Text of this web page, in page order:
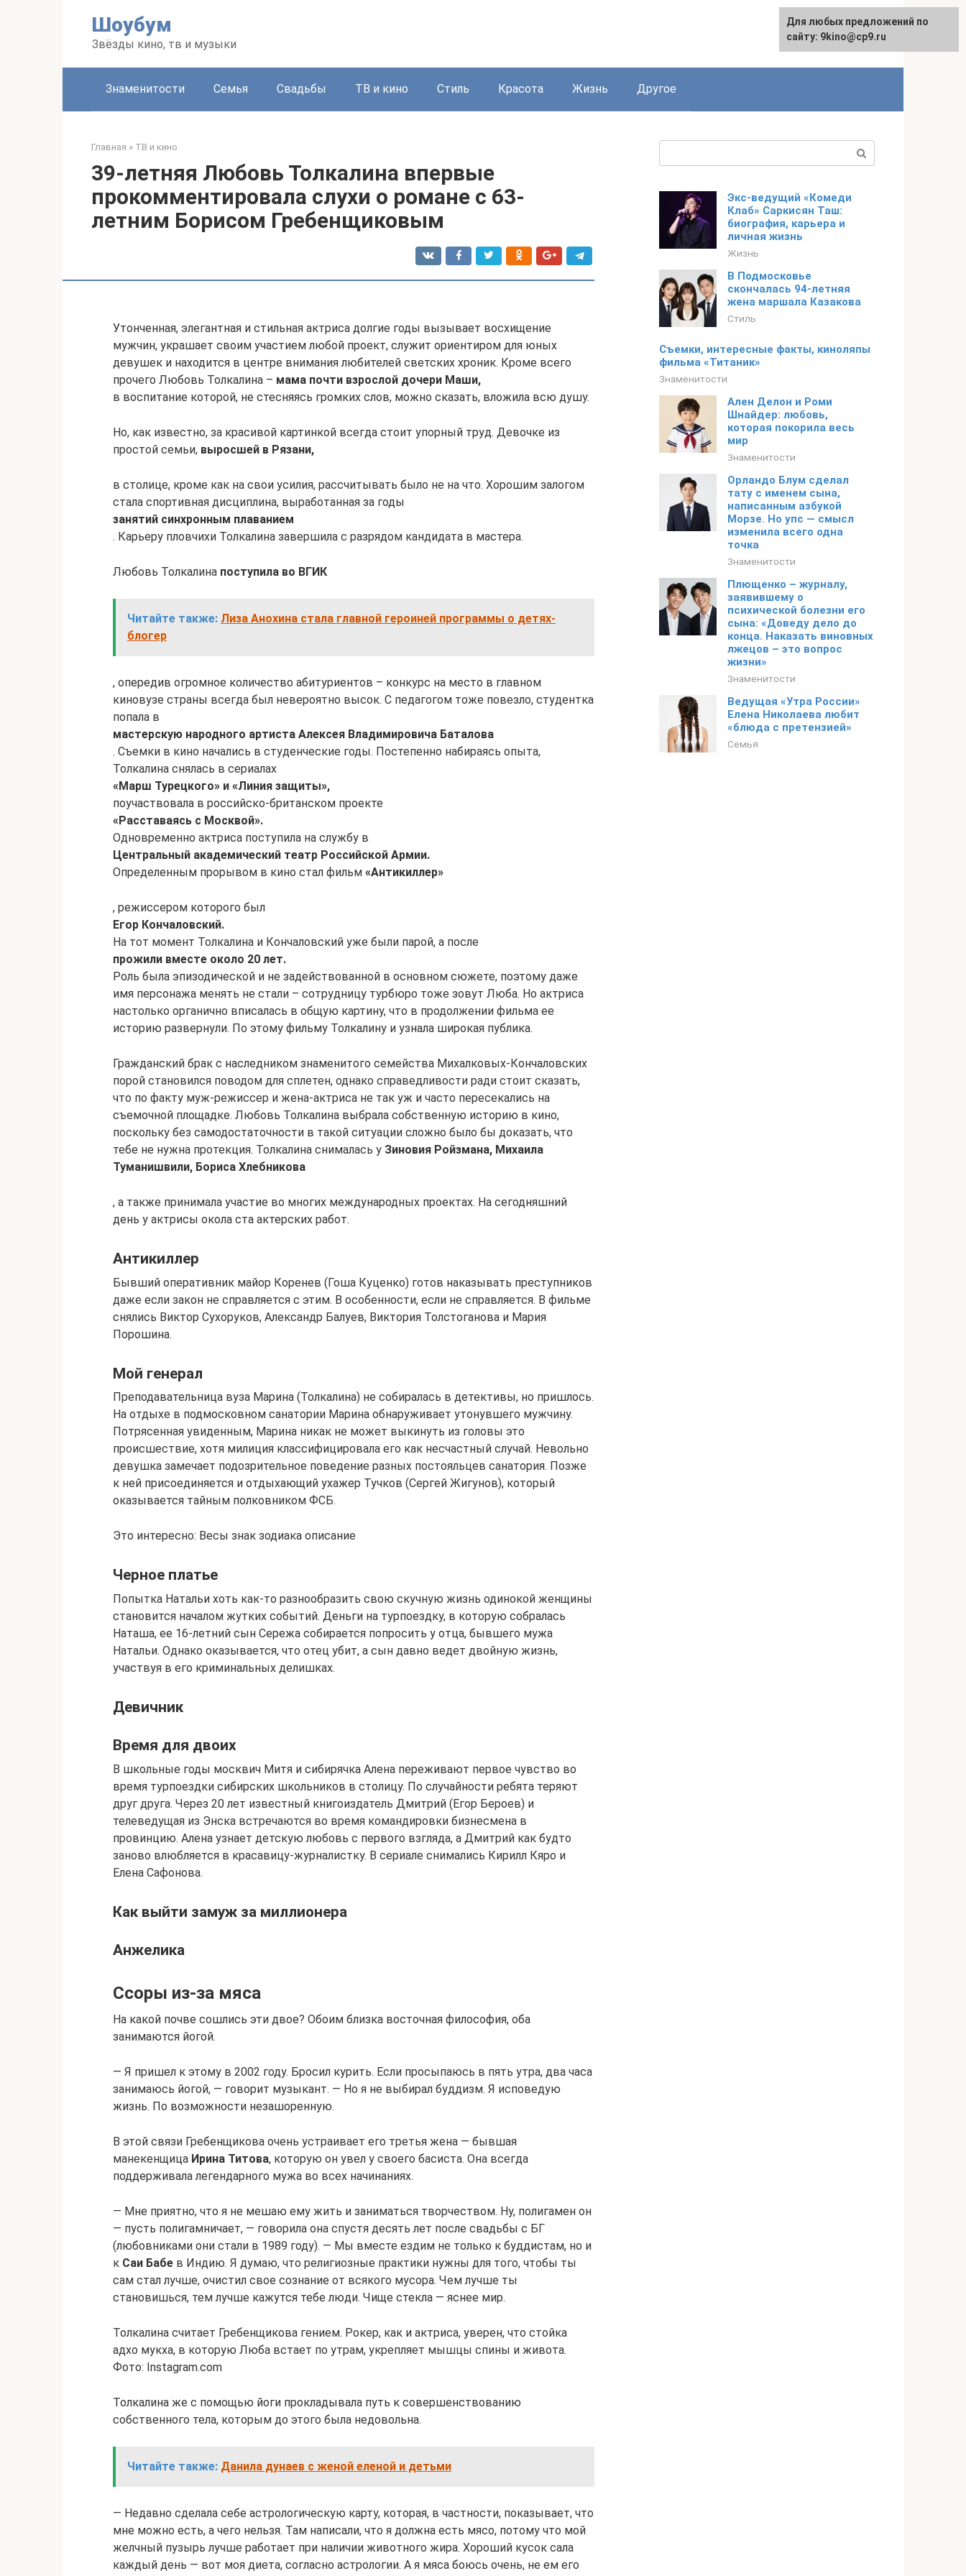
Шоубум
Звёзды кино, тв и музыки
English
Знаменитости Семья Свадьбы ТВ и кино Стиль Красота Жизнь Другое
Главная » ТВ и кино
39-летняя Любовь Толкалина впервые
прокомментировала слухи о романе с 63-
летним Борисом Гребенщиковым
Утонченная, элегантная и стильная актриса долгие годы вызывает восхищение
мужчин, украшает своим участием любой проект, служит ориентиром для юных
девушек и находится в центре внимания любителей светских хроник. Кроме всего
прочего Любовь Толкалина – мама почти взрослой дочери Маши,
в воспитание которой, не стесняясь громких слов, можно сказать, вложила всю душу.
Но, как известно, за красивой картинкой всегда стоит упорный труд. Девочке из
простой семьи, выросшей в Рязани,
в столице, кроме как на свои усилия, рассчитывать было не на что. Хорошим залогом
стала спортивная дисциплина, выработанная за годы
занятий синхронным плаванием
. Карьеру пловчихи Толкалина завершила с разрядом кандидата в мастера.
Любовь Толкалина поступила во ВГИК
Читайте также: Лиза Анохина стала главной героиней программы о детях-
блогер
, опередив огромное количество абитуриентов – конкурс на место в главном
киновузе страны всегда был невероятно высок. С педагогом тоже повезло, студентка
попала в
мастерскую народного артиста Алексея Владимировича Баталова
. Съемки в кино начались в студенческие годы. Постепенно набираясь опыта,
Толкалина снялась в сериалах
«Марш Турецкого» и «Линия защиты»,
поучаствовала в российско-британском проекте
«Расставаясь с Москвой».
Одновременно актриса поступила на службу в
Центральный академический театр Российской Армии.
Определенным прорывом в кино стал фильм «Антикиллер»
, режиссером которого был
Егор Кончаловский.
На тот момент Толкалина и Кончаловский уже были парой, а после
прожили вместе около 20 лет.
Роль была эпизодической и не задействованной в основном сюжете, поэтому даже
имя персонажа менять не стали – сотрудницу турбюро тоже зовут Люба. Но актриса
настолько органично вписалась в общую картину, что в продолжении фильма ее
историю развернули. По этому фильму Толкалину и узнала широкая публика.
Гражданский брак с наследником знаменитого семейства Михалковых-Кончаловских
порой становился поводом для сплетен, однако справедливости ради стоит сказать,
что по факту муж-режиссер и жена-актриса не так уж и часто пересекались на
съемочной площадке. Любовь Толкалина выбрала собственную историю в кино,
поскольку без самодостаточности в такой ситуации сложно было бы доказать, что
тебе не нужна протекция. Толкалина снималась у Зиновия Ройзмана, Михаила
Туманишвили, Бориса Хлебникова
, а также принимала участие во многих международных проектах. На сегодняшний
день у актрисы окола ста актерских работ.
Антикиллер
Бывший оперативник майор Коренев (Гоша Куценко) готов наказывать преступников
даже если закон не справляется с этим. В особенности, если не справляется. В фильме
снялись Виктор Сухоруков, Александр Балуев, Виктория Толстоганова и Мария
Порошина.
Мой генерал
Преподавательница вуза Марина (Толкалина) не собиралась в детективы, но пришлось.
На отдыхе в подмосковном санатории Марина обнаруживает утонувшего мужчину.
Потрясенная увиденным, Марина никак не может выкинуть из головы это
происшествие, хотя милиция классифицировала его как несчастный случай. Невольно
девушка замечает подозрительное поведение разных постояльцев санатория. Позже
к ней присоединяется и отдыхающий ухажер Тучков (Сергей Жигунов), который
оказывается тайным полковником ФСБ.
Это интересно: Весы знак зодиака описание
Черное платье
Попытка Натальи хоть как-то разнообразить свою скучную жизнь одинокой женщины
становится началом жутких событий. Деньги на турпоездку, в которую собралась
Наташа, ее 16-летний сын Сережа собирается попросить у отца, бывшего мужа
Натальи. Однако оказывается, что отец убит, а сын давно ведет двойную жизнь,
участвуя в его криминальных делишках.
Девичник
Время для двоих
В школьные годы москвич Митя и сибирячка Алена переживают первое чувство во
время турпоездки сибирских школьников в столицу. По случайности ребята теряют
друг друга. Через 20 лет известный книгоиздатель Дмитрий (Егор Бероев) и
телеведущая из Энска встречаются во время командировки бизнесмена в
провинцию. Алена узнает детскую любовь с первого взгляда, а Дмитрий как будто
заново влюбляется в красавицу-журналистку. В сериале снимались Кирилл Кяро и
Елена Сафонова.
Как выйти замуж за миллионера
Анжелика
Ссоры из-за мяса
На какой почве сошлись эти двое? Обоим близка восточная философия, оба
занимаются йогой.
— Я пришел к этому в 2002 году. Бросил курить. Если просыпаюсь в пять утра, два часа
занимаюсь йогой, — говорит музыкант. — Но я не выбирал буддизм. Я исповедую
жизнь. По возможности незашоренную.
В этой связи Гребенщикова очень устраивает его третья жена — бывшая
манекенщица Ирина Титова, которую он увел у своего басиста. Она всегда
поддерживала легендарного мужа во всех начинаниях.
— Мне приятно, что я не мешаю ему жить и заниматься творчеством. Ну, полигамен он
— пусть полигамничает, — говорила она спустя десять лет после свадьбы с БГ
(любовниками они стали в 1989 году). — Мы вместе ездим не только к буддистам, но и
к Саи Бабе в Индию. Я думаю, что религиозные практики нужны для того, чтобы ты
сам стал лучше, очистил свое сознание от всякого мусора. Чем лучше ты
становишься, тем лучше кажутся тебе люди. Чище стекла — яснее мир.
Толкалина считает Гребенщикова гением. Рокер, как и актриса, уверен, что стойка
адхо мукха, в которую Люба встает по утрам, укрепляет мышцы спины и живота.
Фото: Instagram.com
Толкалина же с помощью йоги прокладывала путь к совершенствованию
собственного тела, которым до этого была недовольна.
Читайте также: Данила дунаев с женой еленой и детьми
— Недавно сделала себе астрологическую карту, которая, в частности, показывает, что
мне можно есть, а чего нельзя. Там написали, что я должна есть мясо, потому что мой
желчный пузырь лучше работает при наличии животного жира. Хороший кусок сала
каждый день — вот моя диета, согласно астрологии. А я мяса боюсь очень, не ем его
Экс-ведущий «Комеди
Клаб» Саркисян Таш:
биография, карьера и
личная жизнь
Жизнь
В Подмосковье
скончалась 94-летняя
жена маршала Казакова
Стиль
Съемки, интересные факты, киноляпы
фильма «Титаник»
Знаменитости
Ален Делон и Роми
Шнайдер: любовь,
которая покорила весь
мир
Знаменитости
Орландо Блум сделал
тату с именем сына,
написанным азбукой
Морзе. Но упс — смысл
изменила всего одна
точка
Знаменитости
Плющенко – журналу,
заявившему о
психической болезни его
сына: «Доведу дело до
конца. Наказать виновных
лжецов – это вопрос
жизни»
Знаменитости
Ведущая «Утра России»
Елена Николаева любит
«блюда с претензией»
Семья
Для любых предложений по
сайту: 9kino@cp9.ru